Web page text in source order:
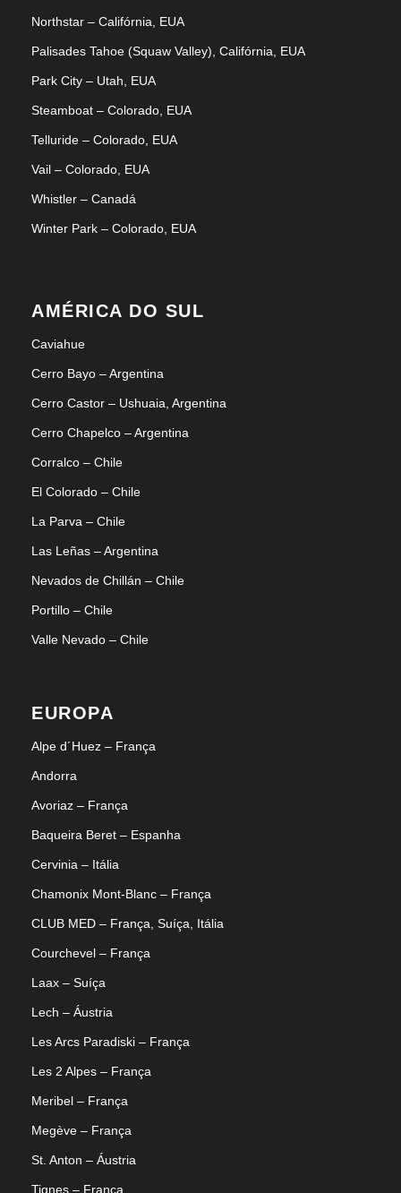
Northstar – Califórnia, EUA
Palisades Tahoe (Squaw Valley), Califórnia, EUA
Park City – Utah, EUA
Steamboat – Colorado, EUA
Telluride – Colorado, EUA
Vail – Colorado, EUA
Whistler – Canadá
Winter Park – Colorado, EUA
AMÉRICA DO SUL
Caviahue
Cerro Bayo – Argentina
Cerro Castor – Ushuaia, Argentina
Cerro Chapelco – Argentina
Corralco – Chile
El Colorado – Chile
La Parva – Chile
Las Leñas – Argentina
Nevados de Chillán – Chile
Portillo – Chile
Valle Nevado – Chile
EUROPA
Alpe d´Huez – França
Andorra
Avoriaz – França
Baqueira Beret – Espanha
Cervinia – Itália
Chamonix Mont-Blanc – França
CLUB MED – França, Suíça, Itália
Courchevel – França
Laax – Suíça
Lech – Áustria
Les Arcs Paradiski – França
Les 2 Alpes – França
Meribel – França
Megève – França
St. Anton – Áustria
Tignes – França